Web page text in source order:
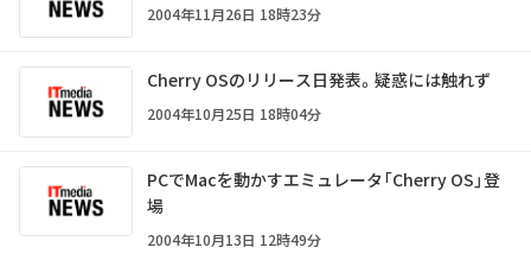
2004年11月26日 18時23分
Cherry OSのリリース日発表。疑惑には触れず
2004年10月25日 18時04分
PCでMacを動かすエミュレータ「Cherry OS」登
場
2004年10月13日 12時49分